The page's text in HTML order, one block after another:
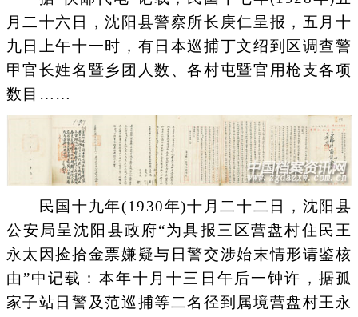
月二十六日，沈阳县警察所长庚仁呈报，五月十
九日上午十一时，有日本巡捕丁文绍到区调查警
甲官长姓名暨乡团人数、各村屯暨官用枪支各项
数目……
民国十九年(1930年)十月二十二日，沈阳县
公安局呈沈阳县政府“为具报三区营盘村住民王
永太因捡拾金票嫌疑与日警交涉始末情形请鉴核
由”中记载：本年十月十三日午后一钟许，据孤
家子站日警及范巡捕等二名径到属境营盘村王永